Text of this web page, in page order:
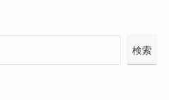
検索